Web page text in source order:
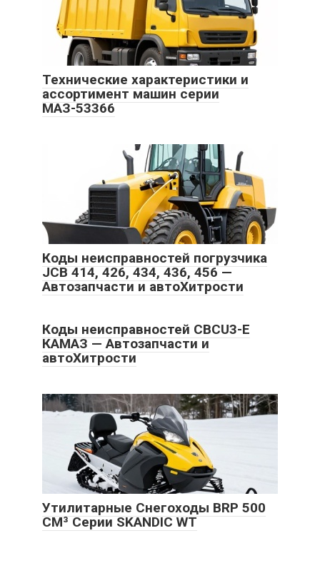
Технические характеристики и
ассортимент машин серии
МАЗ-53366
Коды неисправностей погрузчика
JCB 414, 426, 434, 436, 456 —
Автозапчасти и автоХитрости
Коды неисправностей CBCU3-E
КАМАЗ — Автозапчасти и
автоХитрости
Утилитарные Снегоходы BRP 500
СМ³ Серии SKANDIC WT